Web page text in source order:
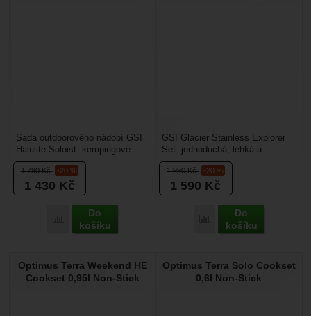
1 790Kč -20 %
1 430 Kč
Porovnat
Do
košíku
Sada outdoorového nádobí GSI
Halulite Soloist :kempingové
nádobí je určené pro jednu
osobu. Je ideální...
1 990Kč -20 %
1 590 Kč
Porovnat
Do
košíku
GSI Glacier Stainless Explorer
Set: jednoduchá, lehká a
kompaktní sada cestovního
plynového vařiče a...
Optimus Terra Weekend HE
Cookset 0,95l Non-Stick
Optimus Terra Solo Cookset
0,6l Non-Stick